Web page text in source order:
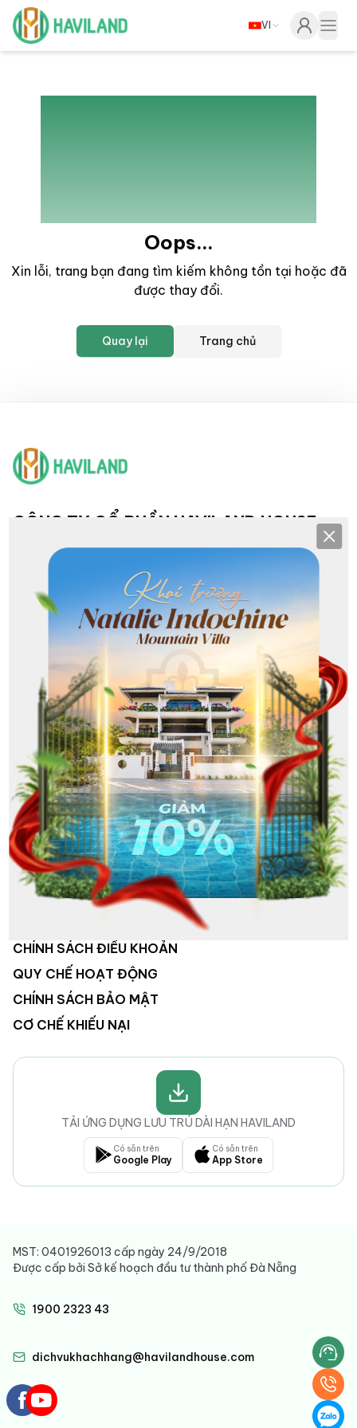
Haviland
VI
404
Oops...
Xin lỗi, trang bạn đang tìm kiếm không tồn tại hoặc đã
được thay đổi.
Quay lại Trang chủ
CÔNG TY CỔ PHẦN HAVILAND HOUSE
TRỤ SỞ & CHI NHÁNH
Hội sở: 193 Nguyễn Văn Linh, Hải Châu, Đà Nẵng
CN NHS: 25-27 Khuê Mỹ Đông 3, Ngũ Hành Sơn, Đà Nẵng
CN Sơn Trà: Lô G1 Phạm Văn Đồng, Sơn Trà, Đà Nẵng
CN Hoà Xuân: 368 Nguyễn Phước Lan, Hoà Xuân, Đà Nẵng
CN Liên Chiểu: 213 Nguyễn Sinh Sắc, Hòa Khánh, Đà Nẵng
VỀ CHÚNG TÔI
HỆ THỐNG KHÁCH SẠN
HOẠT ĐỘNG CÔNG TY
TUYỂN DỤNG
LIÊN HỆ
CHÍNH SÁCH ĐIỀU KHOẢN
QUY CHẾ HOẠT ĐỘNG
CHÍNH SÁCH BẢO MẬT
CƠ CHẾ KHIẾU NẠI
TẢI ỨNG DỤNG LƯU TRÚ DÀI HẠN HAVILAND
Có sẵn trên
Google Play
Có sẵn trên
App Store
MST: 0401926013 cấp ngày 24/9/2018
Được cấp bởi Sở kế hoạch đầu tư thành phố Đà Nẵng
1900 2323 43
dichvukhachhang@havilandhouse.com